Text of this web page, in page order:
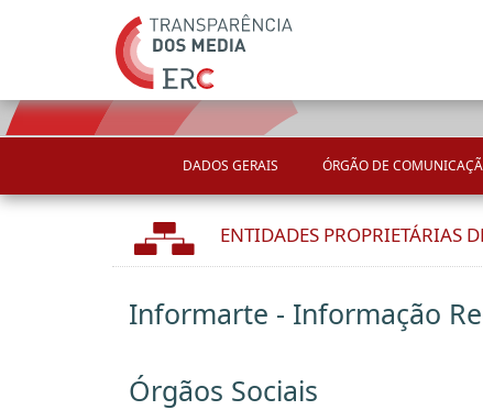
DADOS GERAIS ÓRGÃO DE
ENTIDADES PROPRIETÁRIAS
Informarte - Informação
Órgãos Sociais